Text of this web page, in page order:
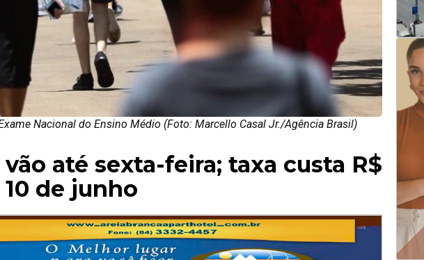
Nacional do Ensino Médio (Foto: Marcello Casal Jr./Agência Brasil)
até sexta-feira; taxa custa R$
de junho